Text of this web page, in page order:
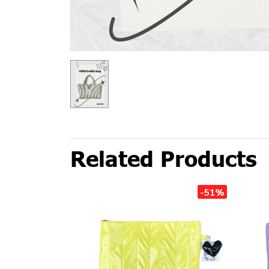
Related Products
-51%